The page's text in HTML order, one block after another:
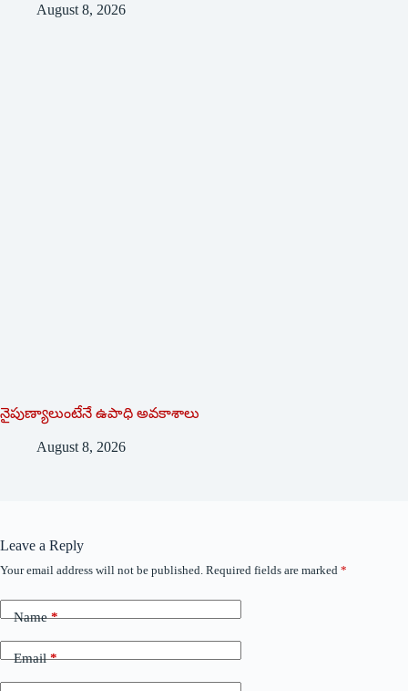
August 8, 2026
నైపుణ్యాలుంటేనే ఉపాధి అవకాశాలు
August 8, 2026
Leave a Reply
Your email address will not be published. Required fields are marked *
Name*
Email*